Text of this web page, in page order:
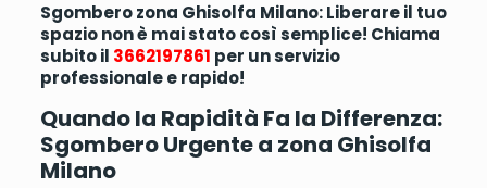
Sgombero zona Ghisolfa Milano: Liberare il tuo
spazio non è mai stato così semplice! Chiama
subito il 3662197861 per un servizio
professionale e rapido!
Quando la Rapidità Fa la Differenza:
Sgombero Urgente a zona Ghisolfa
Milano